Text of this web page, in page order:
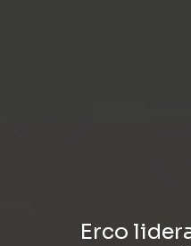
Erco